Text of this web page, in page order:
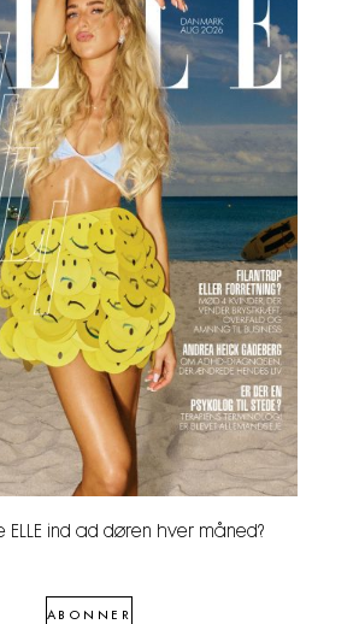
ELLE ind ad døren hver måned?
ABONNER